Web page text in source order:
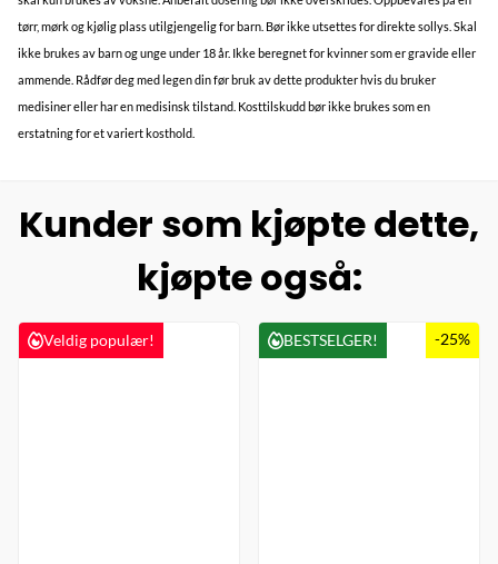
tørr, mørk og kjølig plass utilgjengelig for barn. Bør ikke utsettes for direkte sollys. Skal
ikke brukes av barn og unge under 18 år. Ikke beregnet for kvinner som er gravide eller
ammende. Rådfør deg med legen din før bruk av dette produkter hvis du bruker
medisiner eller har en medisinsk tilstand. Kosttilskudd bør ikke brukes som en
erstatning for et variert kosthold.
Kunder som kjøpte dette,
kjøpte også:
Veldig populær! BESTSELGER! -25%